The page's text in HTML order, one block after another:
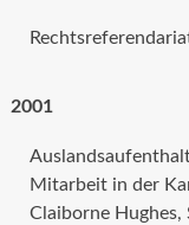
2001
Mitarbeit in der
Claiborne